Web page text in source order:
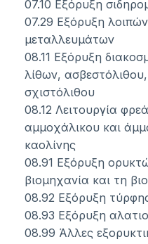
07.10 Εξόρυξη
07.29 Εξόρυξη
μεταλλευμάτων
08.11 Εξόρυξη
λίθων,
σχιστόλιθου
08.12 Λειτουργία
αμμοχάλικου και
καολίνης
08.91 Εξόρυξη
βιομηχανία και τη
08.92 Εξόρυξη
08.93 Εξόρυξη
08.99 Άλλες